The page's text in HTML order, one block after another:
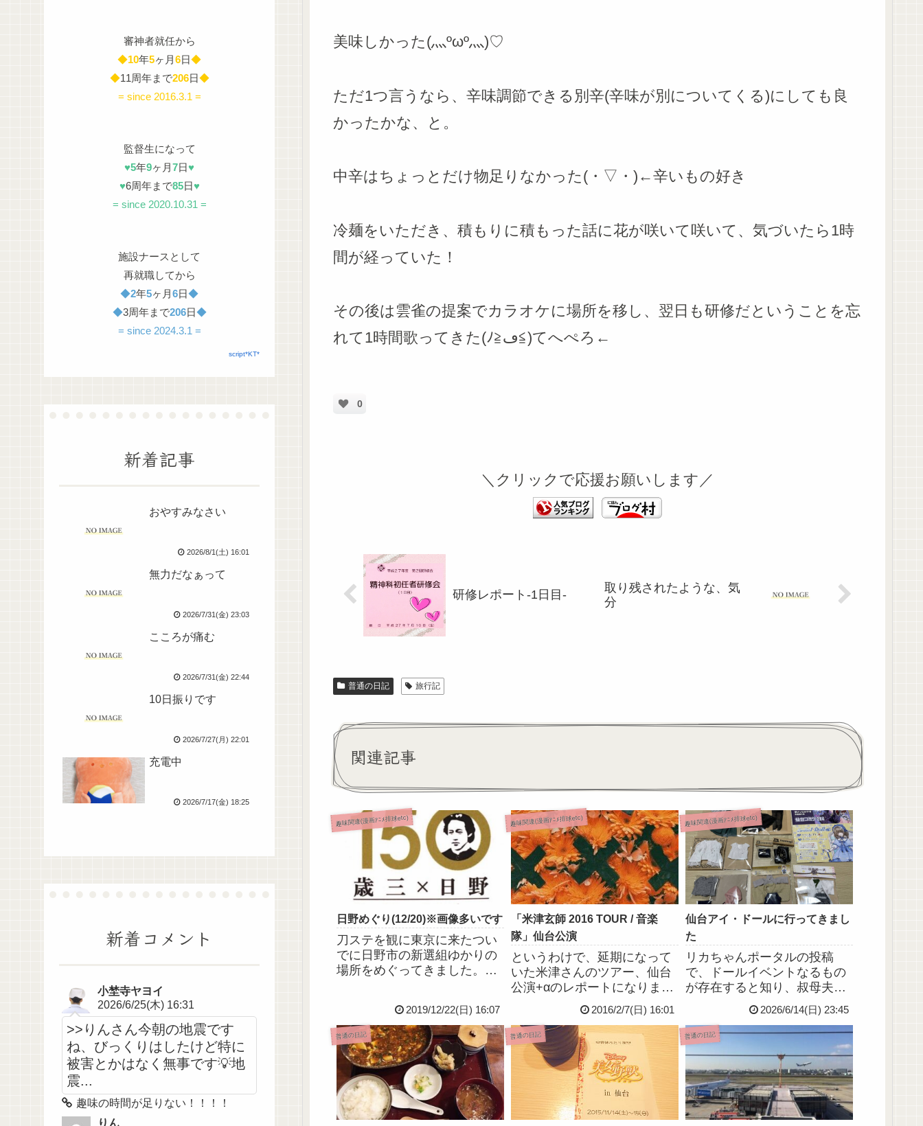
美味しかった(灬ºωº灬)♡
ただ1つ言うなら、辛味調節できる別辛(辛味が別についてくる)にしても良
かったかな、と。
中辛はちょっとだけ物足りなかった(・▽・)←辛いもの好き
冷麺をいただき、積もりに積もった話に花が咲いて咲いて、気づいたら1時
間が経っていた！
その後は雲雀の提案でカラオケに場所を移し、翌日も研修だということを忘
れて1時間歌ってきた(ﾉ≧ڡ≦)てへぺろ←
0
＼クリックで応援お願いします／
研修レポート‐1日目‐
取り残されたような、気
分
普通の日記 旅行記
関連記事
趣味関連(漫画ｱﾆﾒ排球etc)
日野めぐり(12/20)※画像多いです
刀ステを観に東京に来たつい
でに日野市の新選組ゆかりの
場所をめぐってきました。八
近藤勇の名前があるそうで
す。御朱印にだんだら模様！
つぎは日野宿交流館というと
ころに新選組関連のおみやげ
があると...
2019/12/22(日) 16:07
趣味関連(漫画ｱﾆﾒ排球etc)
「米津玄師 2016 TOUR / 音楽
隊」仙台公演
というわけで、延期になって
いた米津さんのツアー、仙台
公演+αのレポートになりま
す。画像たくさんのっけてる
ので追記から。延期になった
ときは脱力して途方に暮れて
しまったけど、無事に観に行
けて良かった！
2016/2/7(日) 16:01
趣味関連(漫画ｱﾆﾒ排球etc)
仙台アイ・ドールに行ってきまし
た
リカちゃんポータルの投稿
で、ドールイベントなるもの
が存在すると知り、叔母夫妻
と一緒に仙台のドールイベン
ト、「仙台アイ・ドール
VOL.19」に初参加してきまし
た！！！！リカちゃん用の1/6
ドール服と、ねんどろいどど
ーる用1/12ドール服を買い...
2026/6/14(日) 23:45
普通の日記 普通の日記 普通の日記
審神者就任から
◆10年5ヶ月6日◆
◆11周年まで206日◆
= since 2016.3.1 =
監督生になって
♥5年9ヶ月7日♥
♥6周年まで85日♥
= since 2020.10.31 =
施設ナースとして
再就職してから
◆2年5ヶ月6日◆
◆3周年まで206日◆
= since 2024.3.1 =
script*KT*
新着記事
おやすみなさい
2026/8/1(土) 16:01
無力だなぁって
2026/7/31(金) 23:03
こころが痛む
2026/7/31(金) 22:44
10日振りです
2026/7/27(月) 22:01
充電中
2026/7/17(金) 18:25
新着コメント
小埜寺ヤヨイ
2026/6/25(木) 16:31
>>りんさん今朝の地震です
ね、びっくりはしたけど特に
被害とかはなく無事です💡地
震...
趣味の時間が足りない！！！！
りん